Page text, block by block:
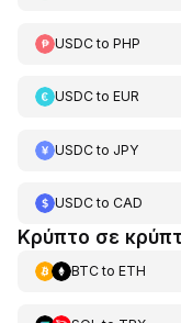
USDCto PHP
USDCto EUR
USDCto JPY
USDCto CAD
Κρύπτο σε
BTCto ETH